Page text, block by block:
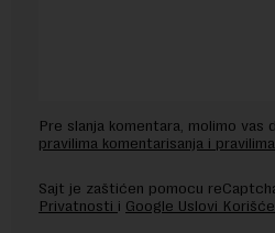
Pre slanja komentara, molimo vas
pravilima komentarisanja i
Sajt je zaštićen pomocu
Privatnosti i Google Uslovi